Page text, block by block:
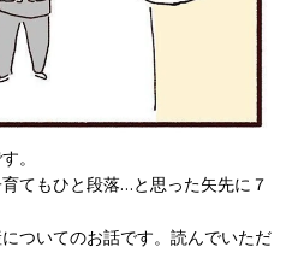
。
てもひと段落…と思った矢先に７
ついてのお話です。読んでいただ